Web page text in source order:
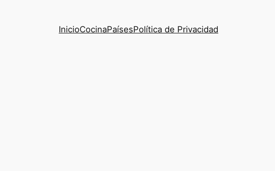
InicioCocinaPaísesPolítica de Privacidad